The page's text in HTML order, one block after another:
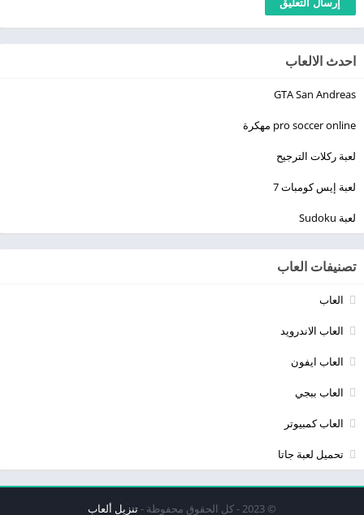
احدث الالعاب
GTA San Andreas
pro soccer online مهكرة
لعبة ركلات الترجيح
لعبة إيس كومبات 7
لعبة Sudoku
تصنيفات العاب
العاب
العاب الاندرويد
العاب ايفون
العاب ببجي
العاب كمبيوتر
تحميل لعبة جاتا
© 2023 - كل الحقوق محفوظة - تنزيل ألعاب